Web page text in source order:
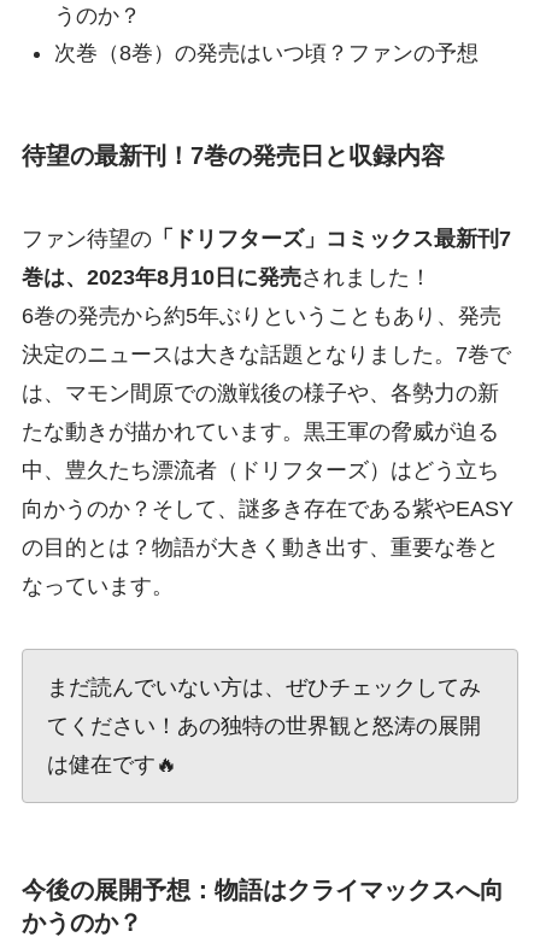
うのか？
次巻（8巻）の発売はいつ頃？ファンの予想
待望の最新刊！7巻の発売日と収録内容
ファン待望の「ドリフターズ」コミックス最新刊7
巻は、2023年8月10日に発売されました！
6巻の発売から約5年ぶりということもあり、発売
決定のニュースは大きな話題となりました。7巻で
は、マモン間原での激戦後の様子や、各勢力の新
たな動きが描かれています。黒王軍の脅威が迫る
中、豊久たち漂流者（ドリフターズ）はどう立ち
向かうのか？そして、謎多き存在である紫やEASY
の目的とは？物語が大きく動き出す、重要な巻と
なっています。
まだ読んでいない方は、ぜひチェックしてみ
てください！あの独特の世界観と怒涛の展開
は健在です🔥
今後の展開予想：物語はクライマックスへ向
かうのか？